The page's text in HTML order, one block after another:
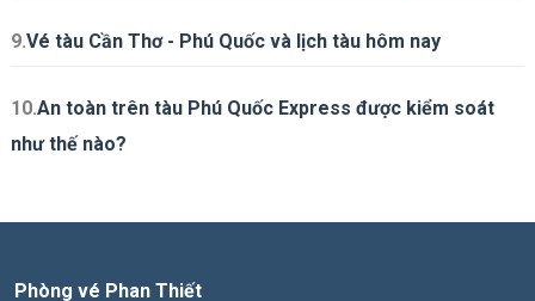
9.Vé tàu Cần Thơ - Phú Quốc và lịch tàu hôm nay
10.An toàn trên tàu Phú Quốc Express được kiểm soát
như thế nào?
Phòng vé Phan Thiết